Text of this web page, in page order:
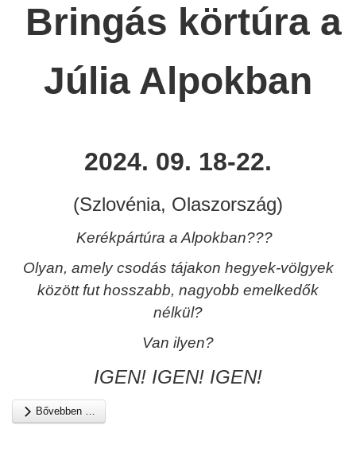
Bringás körtúra a
Júlia Alpokban
2024. 09. 18-22.
(Szlovénia, Olaszország)
Kerékpártúra a Alpokban???
Olyan, amely csodás tájakon hegyek-völgyek
között fut hosszabb, nagyobb emelkedők
nélkül?
Van ilyen?
IGEN! IGEN! IGEN!
Bővebben …